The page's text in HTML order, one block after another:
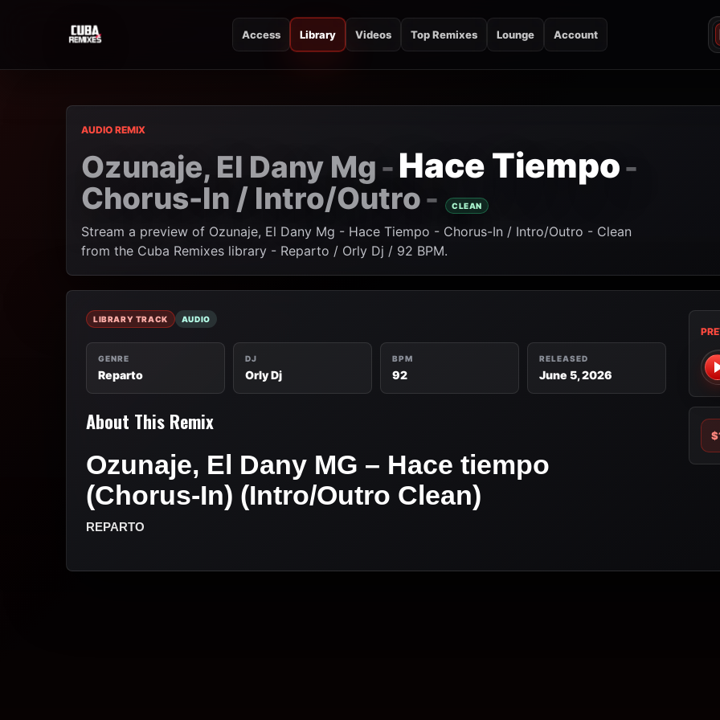
CUBA REMIXES
Access Library Videos Top Remixes Lounge Account
AUDIO REMIX
Ozunaje, El Dany Mg - Hace Tiempo-
Chorus-In / Intro/Outro- CLEAN
Stream a preview of Ozunaje, El Dany Mg - Hace Tiempo - Chorus-In / Intro/Outro - Clean
from the Cuba Remixes library - Reparto / Orly Dj / 92 BPM.
LIBRARY TRACK AUDIO
GENRE
Reparto
DJ
Orly Dj
BPM
92
RELEASED
June 5, 2026
About This Remix
Ozunaje, El Dany MG – Hace tiempo
(Chorus-In) (Intro/Outro Clean)
REPARTO